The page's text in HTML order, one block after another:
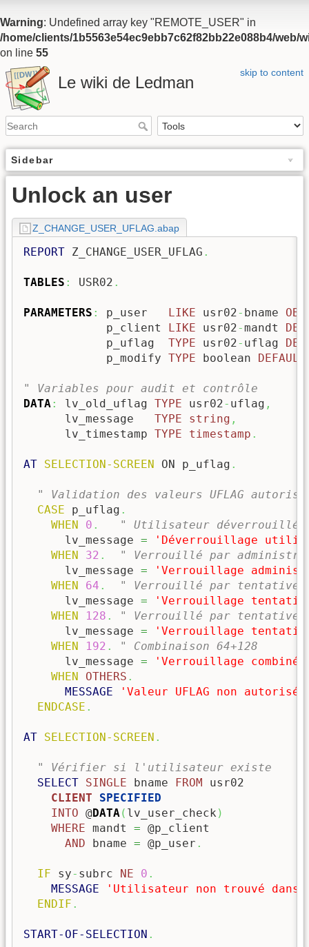
Warning: Undefined array key "REMOTE_USER" in
/home/clients/1b5563e54ec9ebb7c62f82bb22e088b4/
on line 55
skip to content
Le wiki de Ledman
Sidebar
Unlock an user
Z_CHANGE_USER_UFLAG.abap
REPORT Z_CHANGE_USER_UFLAG .
TABLES : USR02 .
PARAMETERS : p_user LIKE usr02- bname
            p_client
LIKE usr02-mandt
            p_uflag
TYPE usr02- uflag
            p_modify
TYPE boolean DEFAULT
" Variables pour audit et contrôle
DATA: lv_old_uflag TYPE usr02- uflag ,
      lv_message
TYPE string ,
      lv_timestamp
TYPE timestamp .
AT SELECTION-SCREEN ON p_uflag .
" Validation des valeurs UFLAG
CASE p_uflag .
WHEN
0 .
" Utilisateur déverrouillé
      lv_message
=
'Déverrouillage
WHEN
32 .
" Verrouillé par
      lv_message
=
'Verrouillage
WHEN
64 .
" Verrouillé par tentatives
      lv_message
=
'Verrouillage
WHEN
128 .
" Verrouillé par tentatives
      lv_message
=
'Verrouillage
WHEN
192 .
" Combinaison 64+128
      lv_message
= 'Verrouillage combiné'
WHEN
OTHERS .
MESSAGE
'Valeur UFLAG non
ENDCASE .
AT SELECTION-SCREEN .
" Vérifier si l'utilisateur existe
SELECT SINGLE bname FROM usr02
CLIENT SPECIFIED
INTO @DATA( lv_user_check )
WHERE mandt = @p_client
AND bname = @p_user .
IF sy- subrc NE 0 .
MESSAGE
'Utilisateur non trouvé dans
ENDIF .
START-OF-SELECTION .